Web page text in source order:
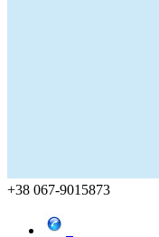
+38 067-9015873